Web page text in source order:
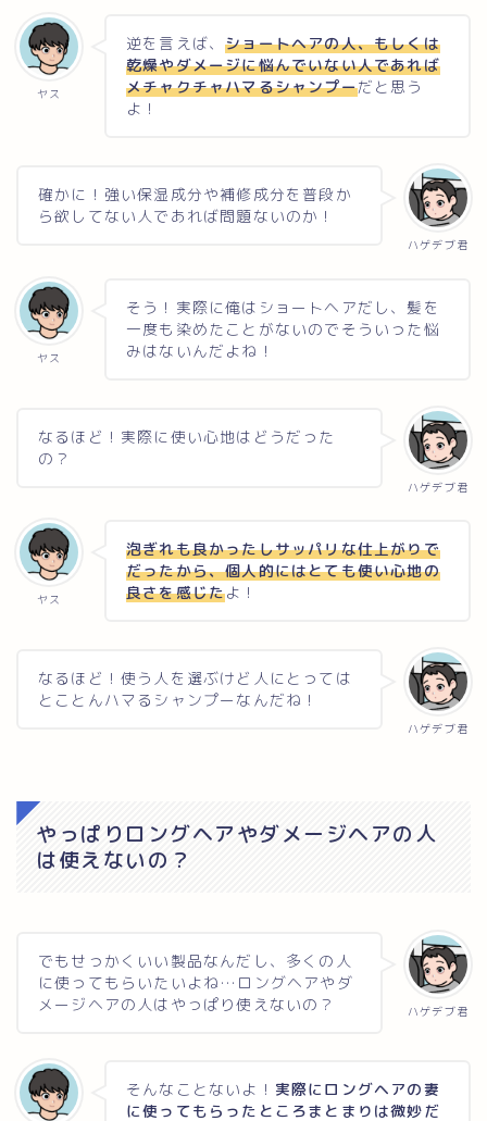
ヤス
逆を言えば、ショートヘアの人、もしくは
乾燥やダメージに悩んでいない人であれば
メチャクチャハマるシャンプーだと思う
よ！
ハゲデブ君
確かに！強い保湿成分や補修成分を普段か
ら欲してない人であれば問題ないのか！
ヤス
そう！実際に俺はショートヘアだし、髪を
一度も染めたことがないのでそういった悩
みはないんだよね！
ハゲデブ君
なるほど！実際に使い心地はどうだった
の？
ヤス
泡ぎれも良かったしサッパリな仕上がりで
だったから、個人的にはとても使い心地の
良さを感じたよ！
ハゲデブ君
なるほど！使う人を選ぶけど人にとっては
とことんハマるシャンプーなんだね！
やっぱりロングヘアやダメージヘアの人
は使えないの？
ハゲデブ君
でもせっかくいい製品なんだし、多くの人
に使ってもらいたいよね…ロングヘアやダ
メージヘアの人はやっぱり使えないの？
そんなことないよ！ 実際にロングヘアの妻
に使ってもらったところまとまりは微妙だ